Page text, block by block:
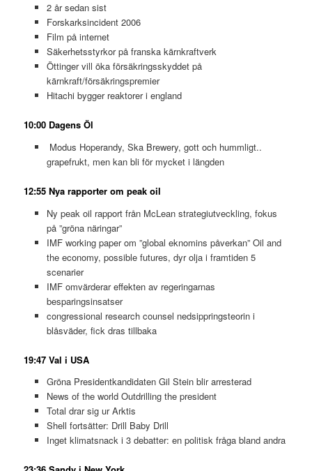
2 år sedan sist
Forskarksincident 2006
Film på internet
Säkerhetsstyrkor på franska kärnkraftverk
Öttinger vill öka försäkringsskyddet på
kärnkraft/försäkringspremier
Hitachi bygger reaktorer i england
10:00 Dagens Öl
Modus Hoperandy, Ska Brewery, gott och hummligt..
grapefrukt, men kan bli för mycket i längden
12:55 Nya rapporter om peak oil
Ny peak oil rapport från McLean strategiutveckling, fokus
på ”gröna näringar”
IMF working paper om ”global eknomins påverkan” Oil and
the economy, possible futures, dyr olja i framtiden 5
scenarier
IMF omvärderar effekten av regeringarnas
besparingsinsatser
congressional research counsel nedsippringsteorin i
blåsväder, fick dras tillbaka
19:47 Val i USA
Gröna Presidentkandidaten Gil Stein blir arresterad
News of the world Outdrilling the president
Total drar sig ur Arktis
Shell fortsätter: Drill Baby Drill
Inget klimatsnack i 3 debatter: en politisk fråga bland andra